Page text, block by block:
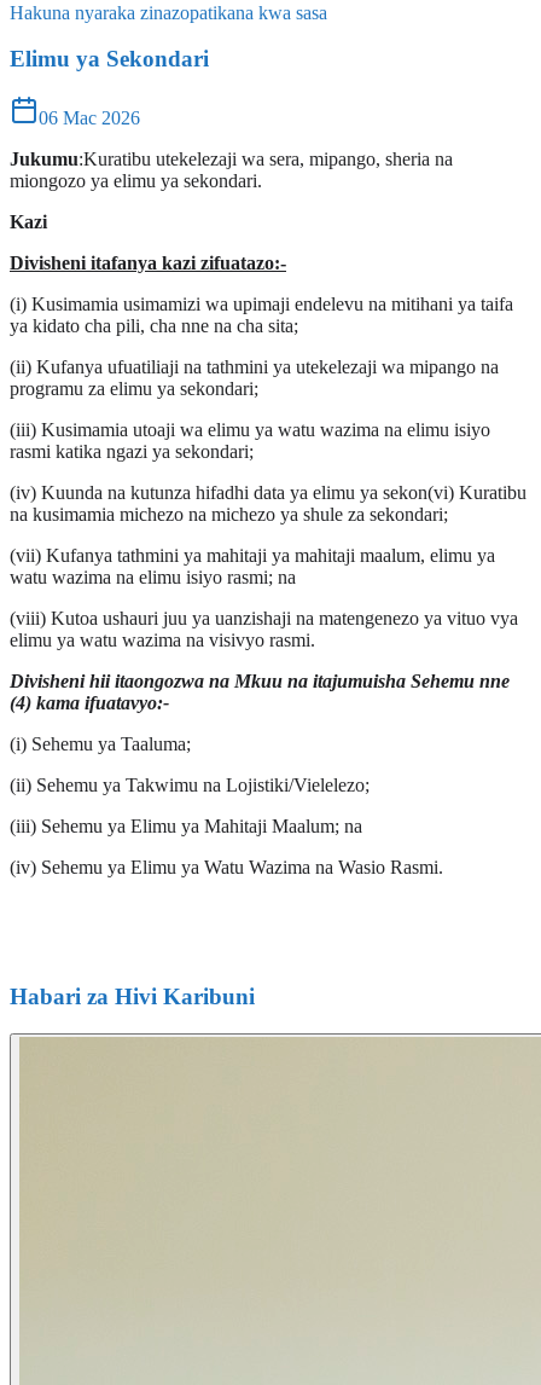
Hakuna nyaraka zinazopatikana kwa sasa
Elimu ya Sekondari
06 Mac 2026
Jukumu:Kuratibu utekelezaji wa sera, mipango, sheria na
miongozo ya elimu ya sekondari.
Kazi
Divisheni itafanya kazi zifuatazo:-
(i) Kusimamia usimamizi wa upimaji endelevu na mitihani ya taifa
ya kidato cha pili, cha nne na cha sita;
(ii) Kufanya ufuatiliaji na tathmini ya utekelezaji wa mipango na
programu za elimu ya sekondari;
(iii) Kusimamia utoaji wa elimu ya watu wazima na elimu isiyo
rasmi katika ngazi ya sekondari;
(iv) Kuunda na kutunza hifadhi data ya elimu ya sekon(vi) Kuratibu
na kusimamia michezo na michezo ya shule za sekondari;
(vii) Kufanya tathmini ya mahitaji ya mahitaji maalum, elimu ya
watu wazima na elimu isiyo rasmi; na
(viii) Kutoa ushauri juu ya uanzishaji na matengenezo ya vituo vya
elimu ya watu wazima na visivyo rasmi.
Divisheni hii itaongozwa na Mkuu na itajumuisha Sehemu nne
(4) kama ifuatavyo:-
(i) Sehemu ya Taaluma;
(ii) Sehemu ya Takwimu na Lojistiki/Vielelezo;
(iii) Sehemu ya Elimu ya Mahitaji Maalum; na
(iv) Sehemu ya Elimu ya Watu Wazima na Wasio Rasmi.
Habari za Hivi Karibuni